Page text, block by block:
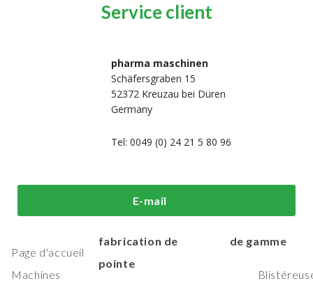
Service client
pharma maschinen
Schäfersgraben 15
52372 Kreuzau bei Düren
Germany
Tel: 0049 (0) 24 21 5 80 96
E-mail
Page d'accueil
Machines
Machines de
traitement et de
fabrication de
pointe
d'emballage
de gamme